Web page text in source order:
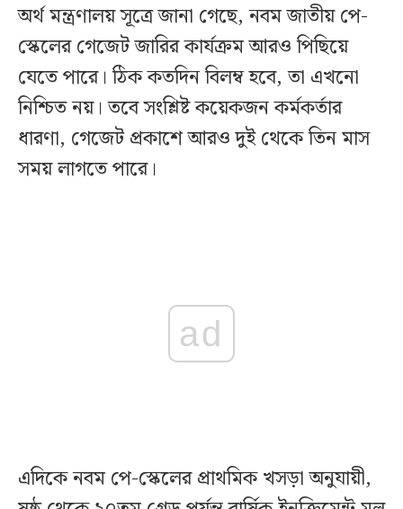
অর্থ মন্ত্রণালয় সূত্রে জানা গেছে, নবম জাতীয় পে-
স্কেলের গেজেট জারির কার্যক্রম আরও পিছিয়ে
যেতে পারে। ঠিক কতদিন বিলম্ব হবে, তা এখনো
নিশ্চিত নয়। তবে সংশ্লিষ্ট কয়েকজন কর্মকর্তার
ধারণা, গেজেট প্রকাশে আরও দুই থেকে তিন মাস
সময় লাগতে পারে।
ad
এদিকে নবম পে-স্কেলের প্রাথমিক খসড়া অনুযায়ী,